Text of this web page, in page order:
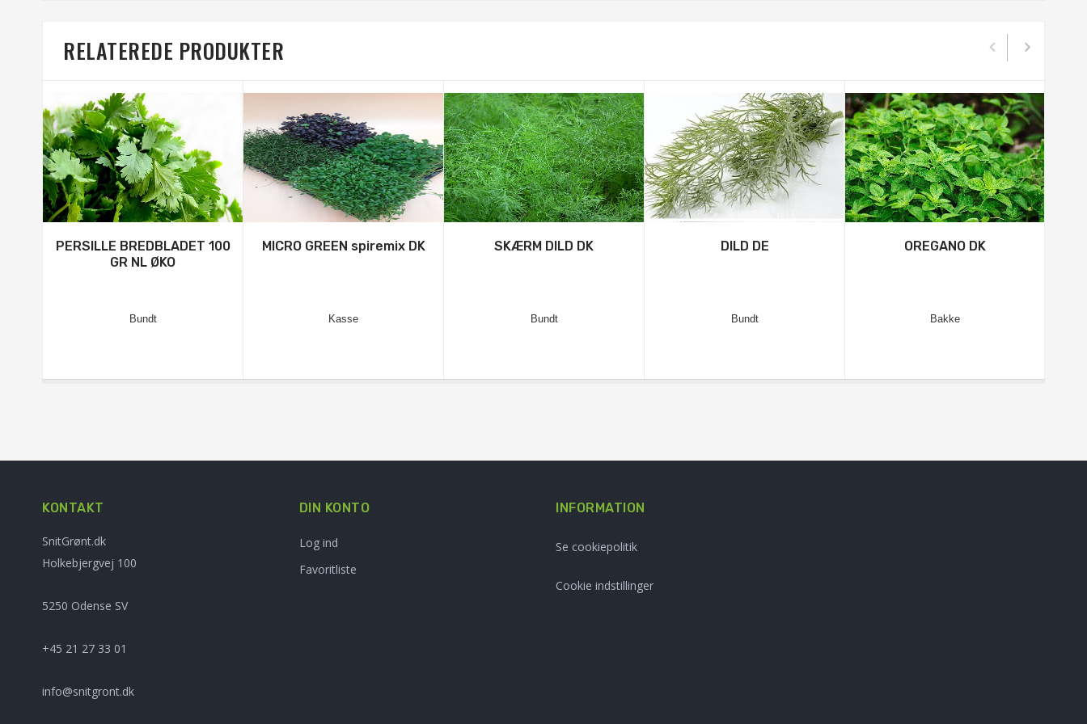
RELATEREDE PRODUKTER
PERSILLE BREDBLADET 100
GR NL ØKO
Bundt
MICRO GREEN spiremix DK
Kasse
SKÆRM DILD DK
Bundt
DILD DE
Bundt
OREGANO DK
Bakke
KONTAKT
SnitGrønt.dk
Holkebjergvej 100
5250 Odense SV
+45 21 27 33 01
info@snitgront.dk
DIN KONTO
Log ind
Favoritliste
INFORMATION
Se cookiepolitik
Cookie indstillinger